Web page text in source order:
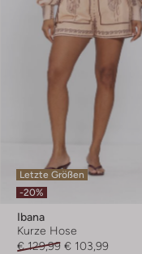
Letzte Größen
-20%
Ibana
Kurze Hose
€ 129,99 € 103,99